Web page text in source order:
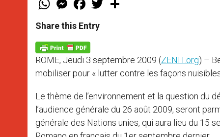
t
s
p
p
e
s
e
g
e
r
a
e
b
k
w
Share this Entry
ROME, Jeudi 3 septembre 2009 (ZENIT.org) –
mobiliser pour « lutter contre les façons nuisibles
Le thème de l’environnement et la question du
l’audience générale du 26 août 2009, seront
générale des Nations unies, qui aura lieu du 15